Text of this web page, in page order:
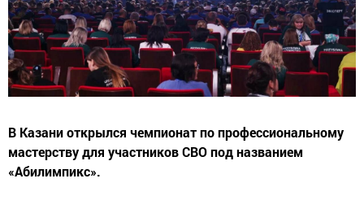
В Казани открылся чемпионат по профессиональному
мастерству для участников СВО под названием
«Абилимпикс».